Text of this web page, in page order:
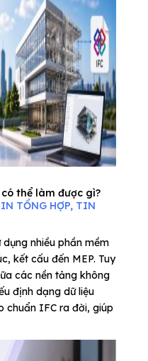
thể làm được gì?
TỔNG HỢP, TIN
nhiều phần mềm
kết cấu đến MEP. Tuy
các nền tảng không
định dạng dữ liệu
chuẩn IFC ra đời, giúp